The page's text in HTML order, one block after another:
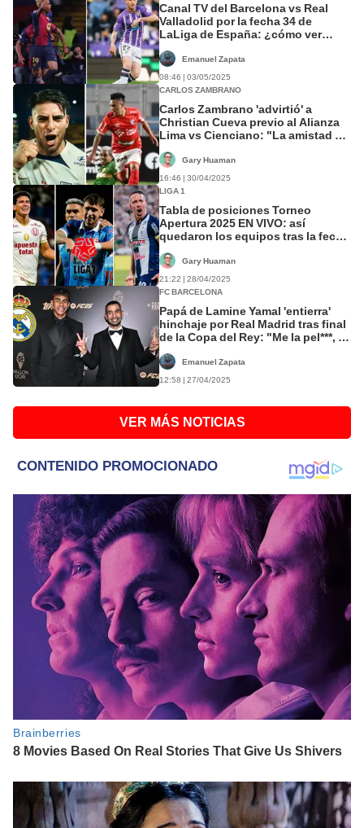
Canal TV del Barcelona vs Real
Valladolid por la fecha 34 de
LaLiga de España: ¿cómo ver
Emanuel Zapata
08:46 | 03/05/2025
CARLOS ZAMBRANO
Carlos Zambrano 'advirtió' a
Christian Cueva previo al Alianza
Lima vs Cienciano: "La amistad va
Gary Huaman
16:46 | 30/04/2025
LIGA 1
Tabla de posiciones Torneo
Apertura 2025 EN VIVO: así
quedaron los equipos tras la fecha
Gary Huaman
21:22 | 28/04/2025
FC BARCELONA
Papá de Lamine Yamal 'entierra'
hinchaje por Real Madrid tras final
de la Copa del Rey: "Me la pel***, el
Emanuel Zapata
12:58 | 27/04/2025
VER MÁS NOTICIAS